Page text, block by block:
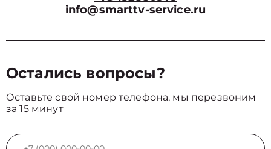
info@smarttv-service.ru
Остались вопросы?
Оставьте свой номер телефона, мы перезвоним
за 15 минут